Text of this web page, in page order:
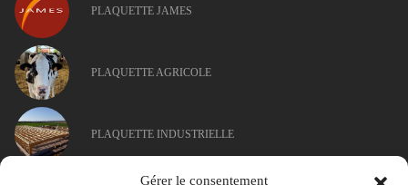
Gérer le consentement
PLAQUETTE JAMES
PLAQUETTE AGRICOLE
PLAQUETTE INDUSTRIELLE